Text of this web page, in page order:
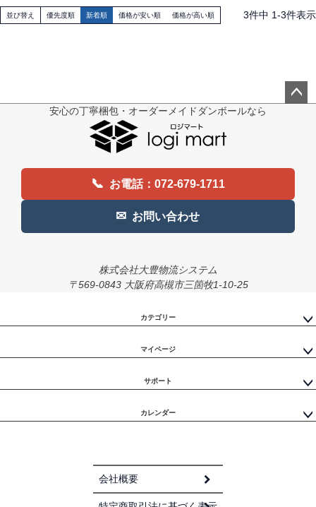
並び替え 優先度順 新着順 価格が安い順 価格が高い順 3件中 1-3件表示
安心の丁寧梱包・オーダーメイドダンボールなら
📞 お電話：072-679-1711
✉ お問い合わせ
株式会社大豊物流システム
〒569-0843 大阪府高槻市三箇牧1-10-25
カテゴリー
マイページ
サポート
カレンダー
会社概要